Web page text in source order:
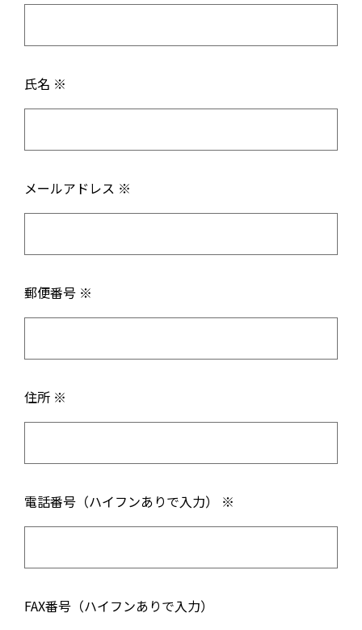
氏名 ※
メールアドレス ※
郵便番号 ※
住所 ※
電話番号（ハイフンありで入力） ※
FAX番号（ハイフンありで入力）